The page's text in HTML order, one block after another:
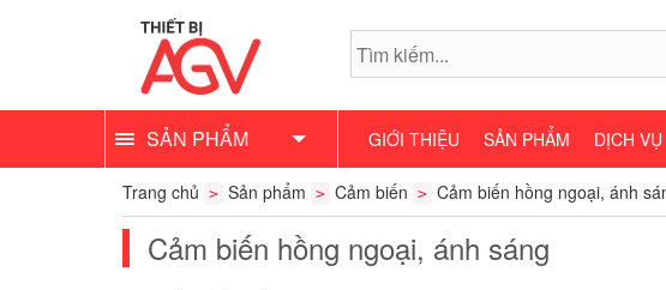
SẢN PHẨM GIỚI THIỆU SẢN PHẨM DỊCH VỤ
Trang chủ > Sản phẩm > Cảm biến > Cảm biến hồng ngoại, ánh
Cảm biến hồng ngoại, ánh sáng